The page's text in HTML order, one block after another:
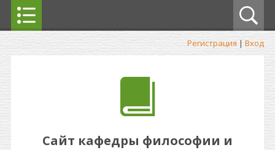
Регистрация | Вход
Сайт кафедры философии и